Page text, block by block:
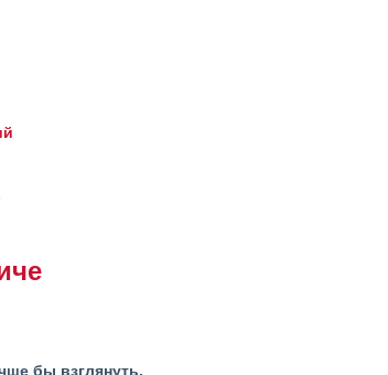
бы взглянуть.